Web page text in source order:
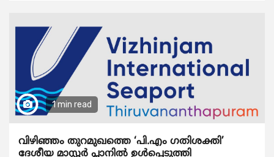
1 min read
വിഴിഞ്ഞം തുറമുഖത്തെ ‘പി.എം ഗതിശക്തി’
ദേശീയ മാസ്റ്റർ പ്ലാനിൽ ഉൾപ്പെടുത്തി